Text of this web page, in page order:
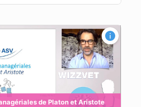
de Platon et Aristote